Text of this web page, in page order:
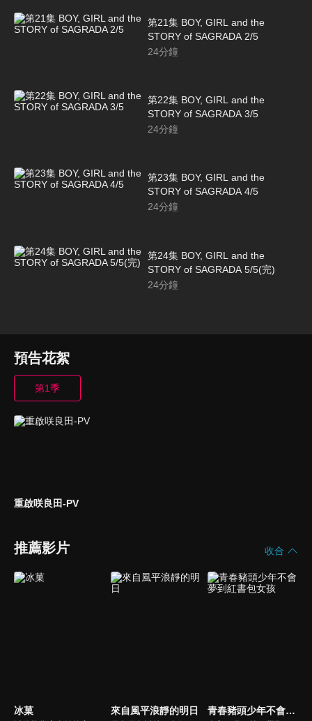
第21集 BOY, GIRL and the
STORY of SAGRADA 2/5
24分鐘
第22集 BOY, GIRL and the
STORY of SAGRADA 3/5
24分鐘
第23集 BOY, GIRL and the
STORY of SAGRADA 4/5
24分鐘
第24集 BOY, GIRL and the
STORY of SAGRADA 5/5(完)
24分鐘
預告花絮
第1季
重啟咲良田-PV
推薦影片 收合
冰菓 來自風平浪靜的明日 青春豬頭少年不會夢到紅書包女孩